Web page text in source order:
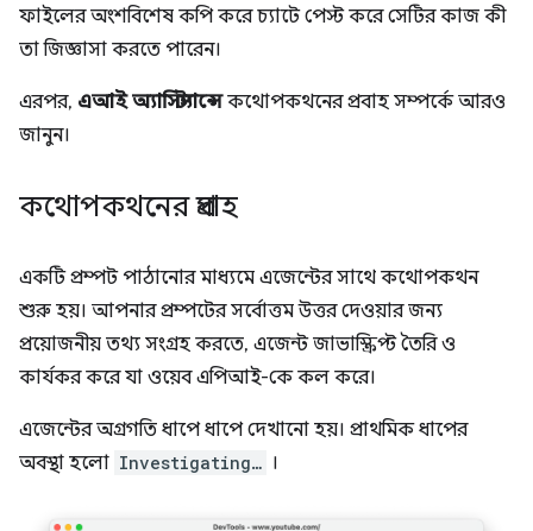
ফাইলের অংশবিশেষ কপি করে চ্যাটে পেস্ট করে সেটির কাজ কী
তা জিজ্ঞাসা করতে পারেন।
এরপর, এআই অ্যাসিস্ট্যান্সেকথোপকথনের প্রবাহ সম্পর্কে আরও
জানুন।
কথোপকথনের প্রবাহ
একটি প্রম্পট পাঠানোর মাধ্যমে এজেন্টের সাথে কথোপকথন
শুরু হয়। আপনার প্রম্পটের সর্বোত্তম উত্তর দেওয়ার জন্য
প্রয়োজনীয় তথ্য সংগ্রহ করতে, এজেন্ট জাভাস্ক্রিপ্ট তৈরি ও
কার্যকর করে যা ওয়েব এপিআই-কে কল করে।
এজেন্টের অগ্রগতি ধাপে ধাপে দেখানো হয়। প্রাথমিক ধাপের
অবস্থা হলো Investigating… ।